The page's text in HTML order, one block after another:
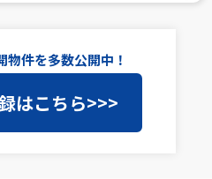
目的の範囲に限って個人情報
ます。この場合、個人情報保
、個人情報の適正管理・機密
、適切な管理を実施させま
物件を多数公開中！
はこちら>>>